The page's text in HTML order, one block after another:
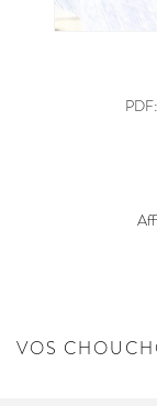
PDF:
VOS